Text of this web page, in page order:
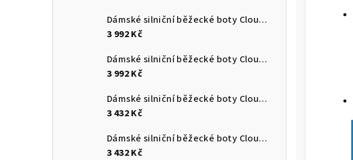
Dámské silniční běžecké boty Cloudmonster 3
3 992 Kč
Dámské silniční běžecké boty Cloudmonster 3
3 992 Kč
Dámské silniční běžecké boty Cloudsurfer Max
3 432 Kč
Dámské silniční běžecké boty Cloudsurfer Max
3 432 Kč